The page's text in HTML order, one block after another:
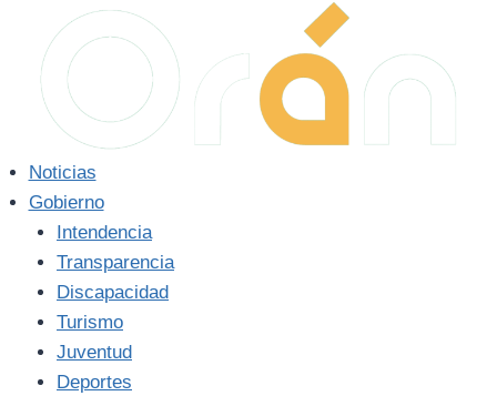
contenido
Noticias
Gobierno
Intendencia
Transparencia
Discapacidad
Turismo
Juventud
Deportes